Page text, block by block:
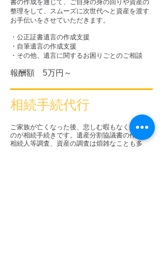
書の作成を通じて、ご自身の身の回りや資産の
整理をして、スムーズに次世代へと資産を渡す
お手伝いをさせていただきます。
・公正証書遺言の作成支援
・自筆遺言の作成支援
・その他、遺言に関するお困りごとのご相談
報酬額 5万円～
相続手続代行
ご家族が亡くなった後、悲しむ暇もなく始まる
のが相続手続きです。遺産分割協議書の作成や
相続人等調査、資産の調査は煩雑なことも多